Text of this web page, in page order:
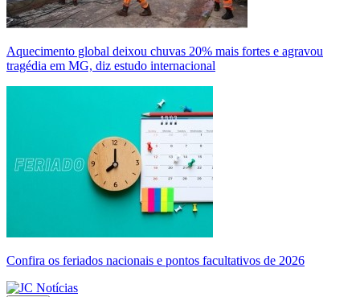
Aquecimento global deixou chuvas 20% mais fortes e agravou
tragédia em MG, diz estudo internacional
Confira os feriados nacionais e pontos facultativos de 2026